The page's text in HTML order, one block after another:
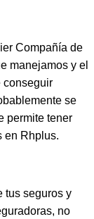
Compañía de
manejamos y el
conseguir
se
permite tener
en Rhplus.
tus seguros y
no